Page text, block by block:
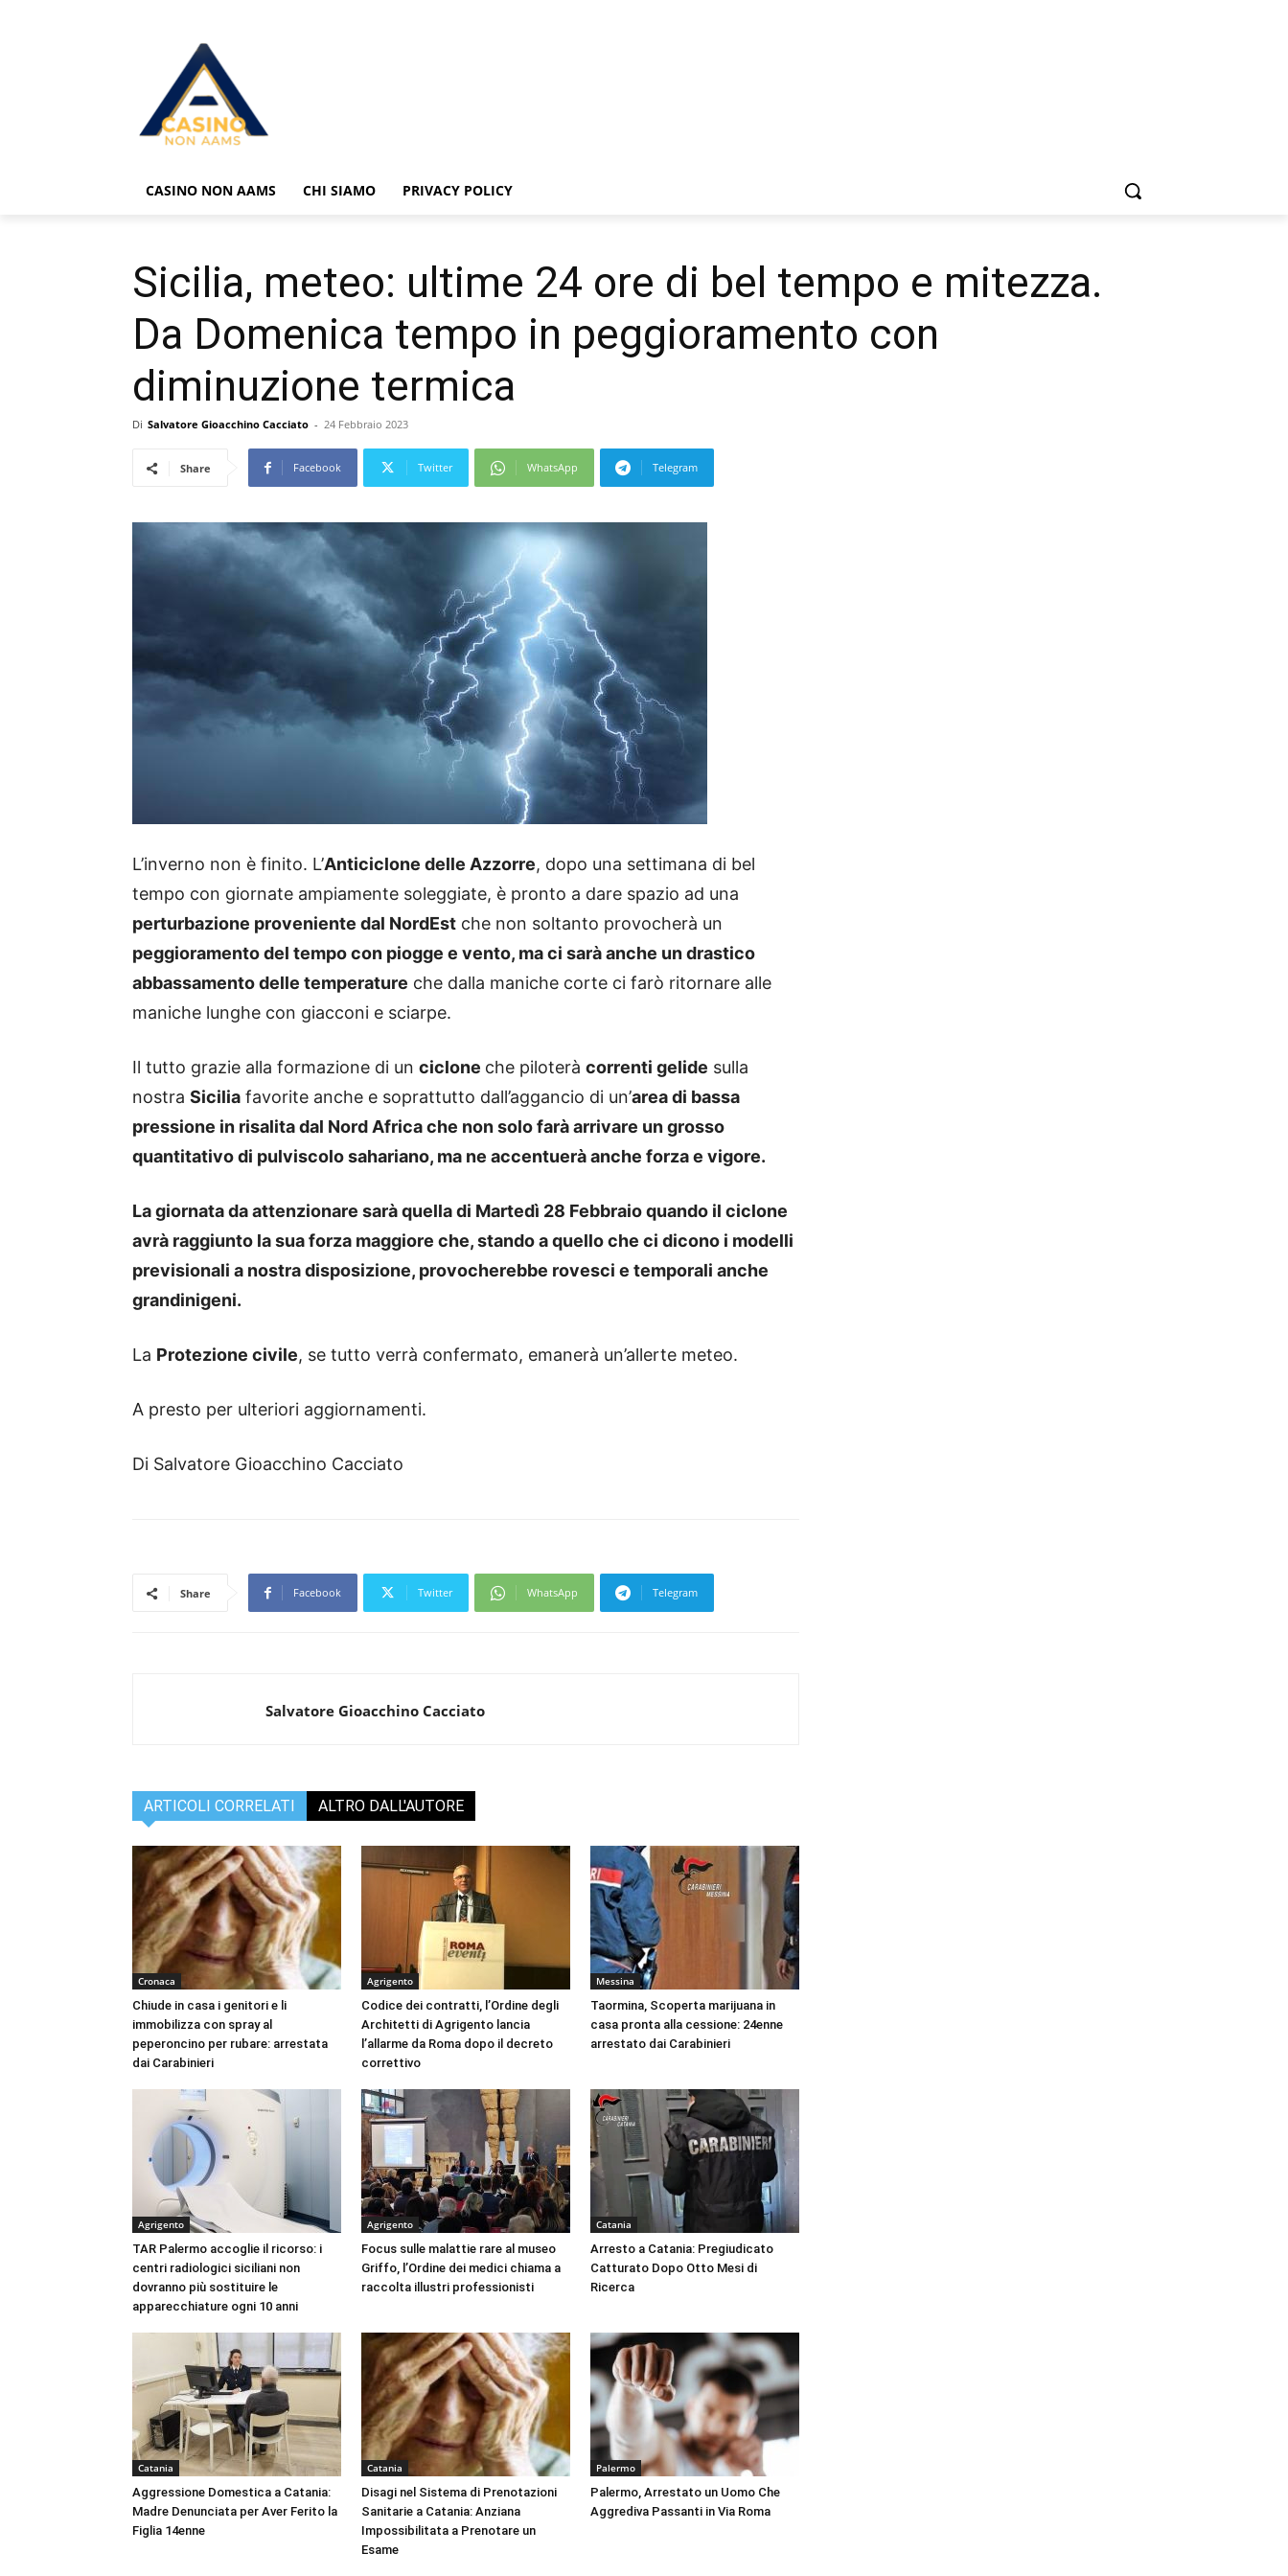
CASINO NON AAMS CHI SIAMO PRIVACY POLICY
Sicilia, meteo: ultime 24 ore di bel tempo e mitezza.
Da Domenica tempo in peggioramento con
diminuzione termica
Di Salvatore Gioacchino Cacciato - 24 Febbraio 2023
Share Facebook Twitter WhatsApp Telegram
L’inverno non è finito. L’Anticiclone delle Azzorre, dopo una settimana di bel
tempo con giornate ampiamente soleggiate, è pronto a dare spazio ad una
perturbazione proveniente dal NordEst che non soltanto provocherà un
peggioramento del tempo con piogge e vento, ma ci sarà anche un drastico
abbassamento delle temperature che dalla maniche corte ci farò ritornare alle
maniche lunghe con giacconi e sciarpe.
Il tutto grazie alla formazione di un ciclone che piloterà correnti gelide sulla
nostra Sicilia favorite anche e soprattutto dall’aggancio di un’area di bassa
pressione in risalita dal Nord Africa che non solo farà arrivare un grosso
quantitativo di pulviscolo sahariano, ma ne accentuerà anche forza e vigore.
La giornata da attenzionare sarà quella di Martedì 28 Febbraio quando il ciclone
avrà raggiunto la sua forza maggiore che, stando a quello che ci dicono i modelli
previsionali a nostra disposizione, provocherebbe rovesci e temporali anche
grandinigeni.
La Protezione civile, se tutto verrà confermato, emanerà un’allerte meteo.
A presto per ulteriori aggiornamenti.
Di Salvatore Gioacchino Cacciato
Share Facebook Twitter WhatsApp Telegram
Salvatore Gioacchino Cacciato
ARTICOLI CORRELATI ALTRO DALL'AUTORE
Cronaca
Chiude in casa i genitori e li
immobilizza con spray al
peperoncino per rubare: arrestata
dai Carabinieri
Agrigento
Codice dei contratti, l’Ordine degli
Architetti di Agrigento lancia
l’allarme da Roma dopo il decreto
correttivo
Messina
Taormina, Scoperta marijuana in
casa pronta alla cessione: 24enne
arrestato dai Carabinieri
Agrigento
TAR Palermo accoglie il ricorso: i
centri radiologici siciliani non
dovranno più sostituire le
apparecchiature ogni 10 anni
Agrigento
Focus sulle malattie rare al museo
Griffo, l’Ordine dei medici chiama a
raccolta illustri professionisti
Catania
Arresto a Catania: Pregiudicato
Catturato Dopo Otto Mesi di
Ricerca
Catania
Aggressione Domestica a Catania:
Madre Denunciata per Aver Ferito la
Figlia 14enne
Catania
Disagi nel Sistema di Prenotazioni
Sanitarie a Catania: Anziana
Impossibilitata a Prenotare un
Esame
Palermo
Palermo, Arrestato un Uomo Che
Aggrediva Passanti in Via Roma